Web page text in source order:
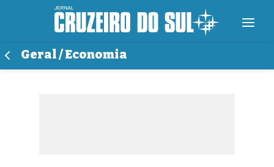
Geral / Economia